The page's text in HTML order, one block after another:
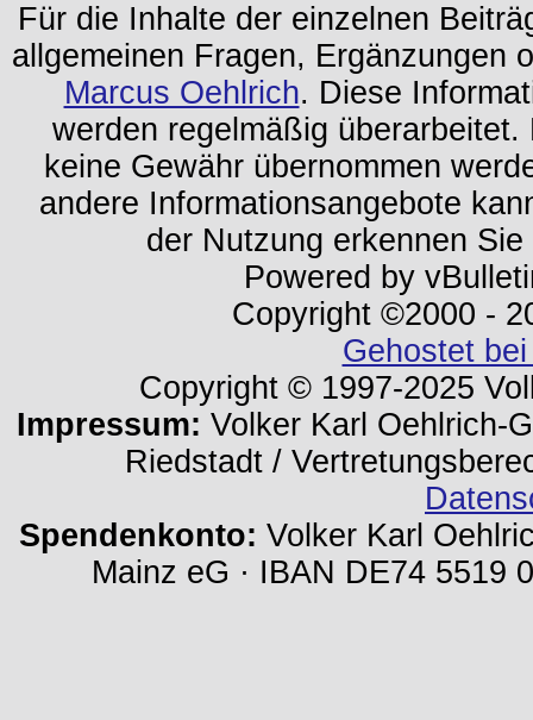
Für die Inhalte der einzelnen
allgemeinen Fragen, Ergänzungen
Marcus Oehlrich. Diese
werden regelmäßig
keine Gewähr übernommen
andere Informationsangebote
der Nutzung erkennen
Powered by
Copyright ©2000 -
Gehostet
Copyright © 1997-2025
Impressum: Volker Karl Oehlrich-
Riedstadt /
Spendenkonto: Volker Karl
Mainz eG · IBAN DE74 5519